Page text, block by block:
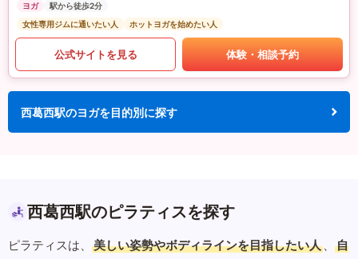
ヨガ
駅から徒歩2分
女性専用ジムに通いたい人
ホットヨガを始めたい人
公式サイトを見る 体験・相談予約
西葛西駅のヨガを目的別に探す
西葛西駅のピラティスを探す
ピラティスは、 美しい姿勢やボディラインを目指したい人 、
自